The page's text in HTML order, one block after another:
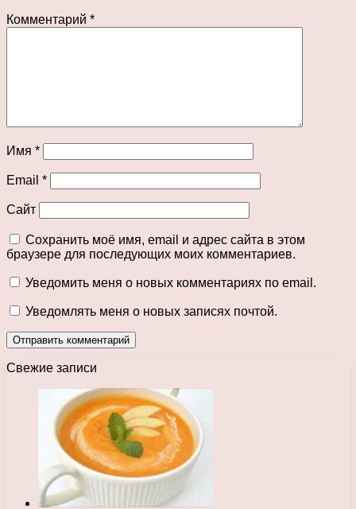
Комментарий *
Имя *
Email *
Сайт
Сохранить моё имя, email и адрес сайта в этом
браузере для последующих моих комментариев.
Уведомить меня о новых комментариях по email.
Уведомлять меня о новых записях почтой.
Свежие записи